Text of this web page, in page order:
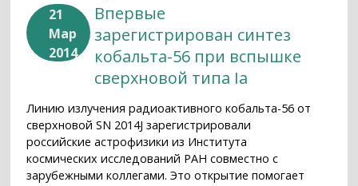
21
Мар
2014
Впервые
зарегистрирован синтез
кобальта-56 при вспышке
сверхновой типа Ia
Линию излучения радиоактивного кобальта-56 от
сверхновой SN 2014J зарегистрировали
российские астрофизики из Института
космических исследований РАН совместно с
зарубежными коллегами. Это открытие помогает